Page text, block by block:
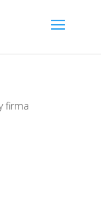
firma